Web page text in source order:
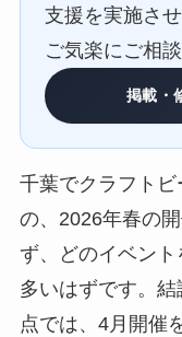
支援を実施さ
ご気楽にご相
掲載・
千葉でクラフト
の、2026年春の
ず、どのイベン
多いはずです。
点では、4月開催